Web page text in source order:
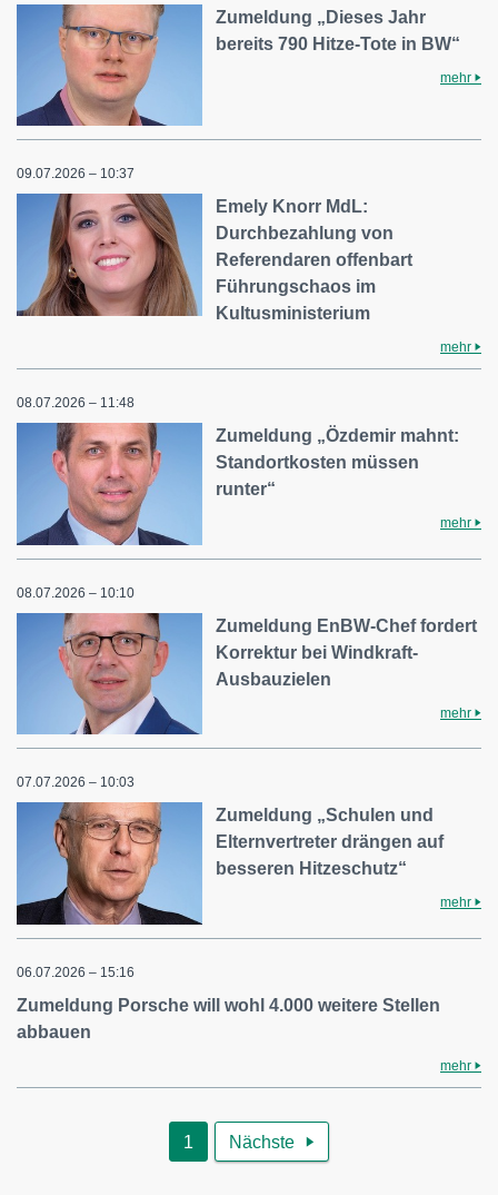
Zumeldung „Dieses Jahr
bereits 790 Hitze-Tote in BW“
mehr
09.07.2026 – 10:37
Emely Knorr MdL:
Durchbezahlung von
Referendaren offenbart
Führungschaos im
Kultusministerium
mehr
08.07.2026 – 11:48
Zumeldung „Özdemir mahnt:
Standortkosten müssen
runter“
mehr
08.07.2026 – 10:10
Zumeldung EnBW-Chef fordert
Korrektur bei Windkraft-
Ausbauzielen
mehr
07.07.2026 – 10:03
Zumeldung „Schulen und
Elternvertreter drängen auf
besseren Hitzeschutz“
mehr
06.07.2026 – 15:16
Zumeldung Porsche will wohl 4.000 weitere Stellen
abbauen
mehr
1 Nächste 